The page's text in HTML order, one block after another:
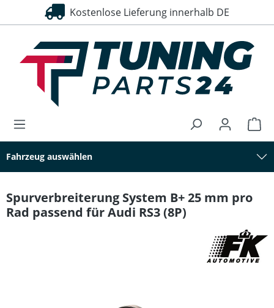
springen Kostenlose Lieferung innerhalb DE
30 Tage Rückgaberecht
Fahrzeug auswählen
Spurverbreiterung System B+ 25 mm pro
Rad passend für Audi RS3 (8P)